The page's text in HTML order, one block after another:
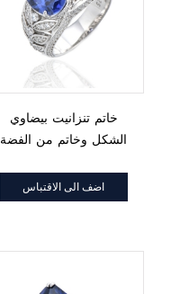
خاتم تنزانيت بيضاوي
الشكل وخاتم من الفضة
المستدير
اضف الى الاقتباس